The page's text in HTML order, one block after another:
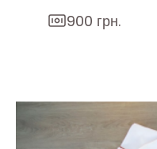
900 грн.